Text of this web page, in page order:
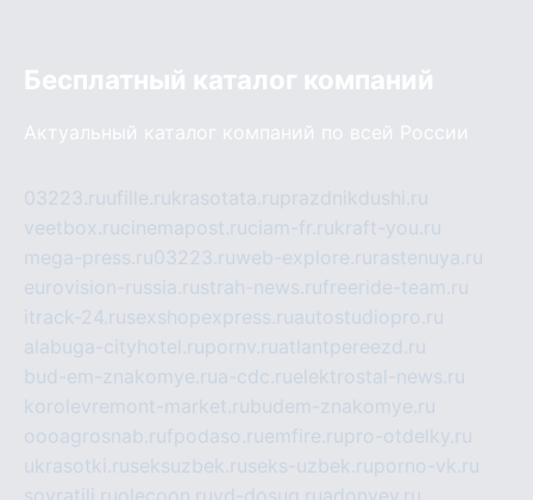
Бесплатный каталог компаний
Актуальный каталог компаний по всей России
03223.ruufille.rukrasotata.ruprazdnikdushi.ru
veetbox.rucinemapost.ruciam-fr.rukraft-you.ru
mega-press.ru03223.ruweb-explore.ru rastenuya.ru
eurovision-russia.rustrah-news.rufreeride-team.ru
itrack-24.rusexshopexpress.ruautostudiopro.ru
alabuga-cityhotel.rupornv.ruatlantpereezd.ru
bud-em-znakomye.rua-cdc.ruelektrostal-news.ru
korolevremont-market.rubudem-znakomye.ru
oooagrosnab.rufpodaso.ruemfire.rupro-otdelky.ru
ukrasotki.ruseksuzbek.ruseks-uzbek.ruporno-vk.ru